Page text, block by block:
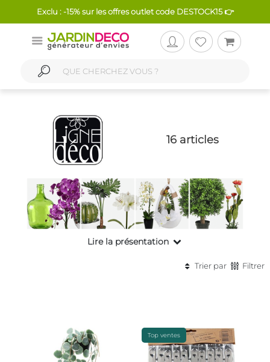
Exclu : -15% sur les offres outlet code DESTOCK15 👉
16 articles
Lire la présentation
Trier par Filtrer
Top ventes